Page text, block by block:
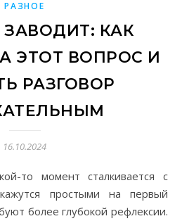
РАЗНОЕ
ЗАВОДИТ: КАК
ЭТОТ ВОПРОС И
РАЗГОВОР
16.10.2024
простыми на первый
более глубокой рефлексии.